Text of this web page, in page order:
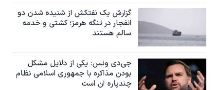
گزارش یک نفتکش از شنیده شدن دو
انفجار در تنگه هرمز؛ کشتی و خدمه
سالم هستند
جی‌دی ونس: یکی از دلایل مشکل
بودن مذاکره با جمهوری اسلامی نظام
چندپاره آن است